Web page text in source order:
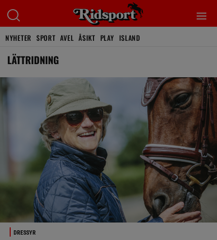
NYHETER SPORT AVEL ÅSIKT PLAY ISLAND
LÄTTRIDNING
DRESSYR